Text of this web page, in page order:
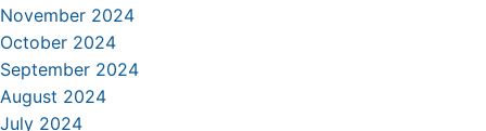
November 2024
October 2024
September 2024
August 2024
July 2024